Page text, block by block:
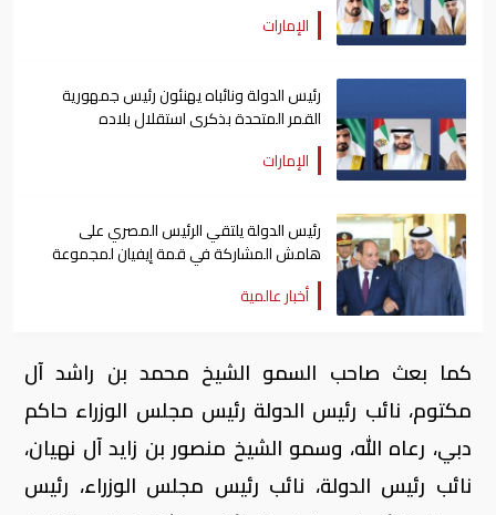
الإمارات
رئيس الدولة ونائباه يهنئون رئيس جمهورية
القمر المتحدة بذكرى استقلال بلاده
الإمارات
رئيس الدولة يلتقي الرئيس المصري على
هامش المشاركة في قمة إيفيان لمجموعة
السبع
أخبار عالمية
كما بعث صاحب السمو الشيخ محمد بن راشد آل
مكتوم، نائب رئيس الدولة رئيس مجلس الوزراء حاكم
دبي، رعاه الله، وسمو الشيخ منصور بن زايد آل نهيان،
نائب رئيس الدولة، نائب رئيس مجلس الوزراء، رئيس